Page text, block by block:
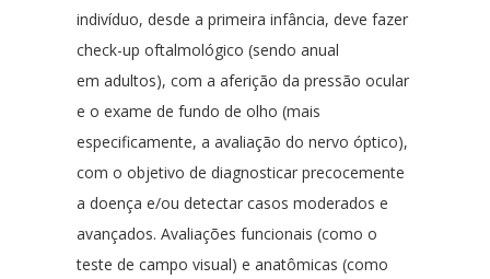
indivíduo, desde a primeira infância, deve fazer
check-up oftalmológico (sendo anual
em adultos), com a aferição da pressão ocular
e o exame de fundo de olho (mais
especificamente, a avaliação do nervo óptico),
com o objetivo de diagnosticar precocemente
a doença e/ou detectar casos moderados e
avançados. Avaliações funcionais (como o
teste de campo visual) e anatômicas (como